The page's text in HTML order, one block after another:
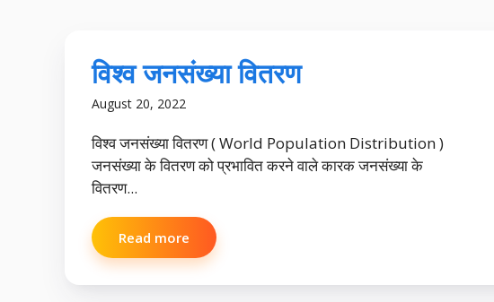
विश्व जनसंख्या वितरण
August 20, 2022
विश्व जनसंख्या वितरण ( World Population Distribution )
जनसंख्या के वितरण को प्रभावित करने वाले कारक जनसंख्या के
वितरण...
Read more